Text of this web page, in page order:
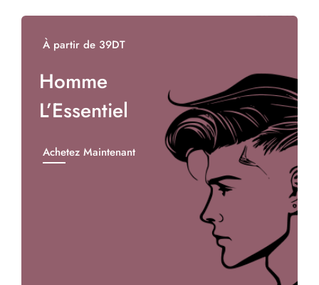
À partir de 39DT
Homme
L’Essentiel
Achetez Maintenant